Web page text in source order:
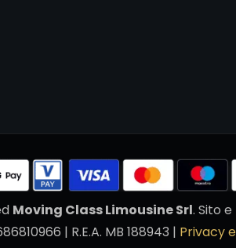
Moving Class Limousine Srl. Sito
| R.E.A. MB 188943 | Privacy